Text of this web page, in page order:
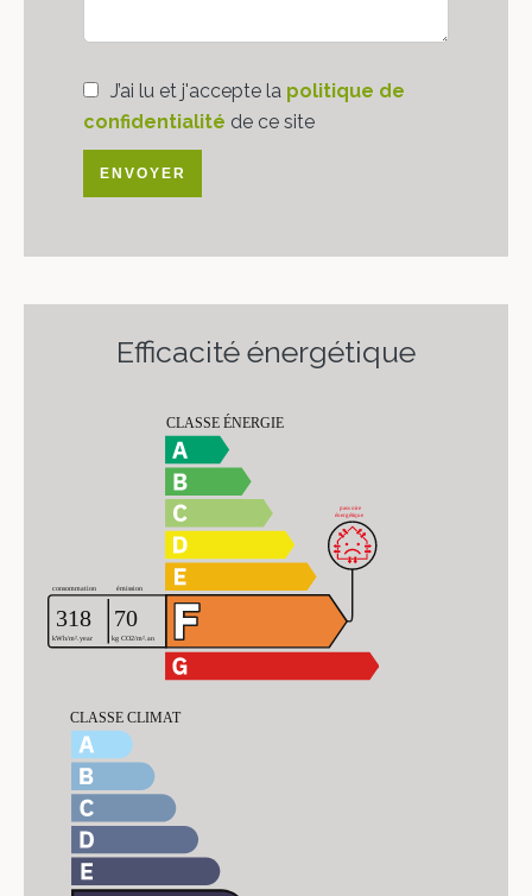
J’ai lu et j'accepte la politique de
confidentialité de ce site
ENVOYER
Efficacité énergétique